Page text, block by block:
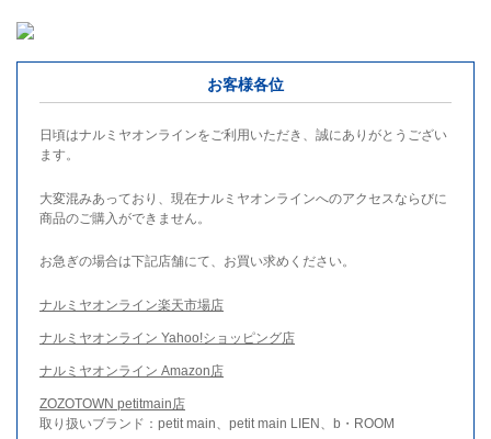
お客様各位
日頃はナルミヤオンラインをご利用いただき、誠にありがとうござい
ます。
大変混みあっており、現在ナルミヤオンラインへのアクセスならびに
商品のご購入ができません。
お急ぎの場合は下記店舗にて、お買い求めください。
ナルミヤオンライン楽天市場店
ナルミヤオンライン Yahoo!ショッピング店
ナルミヤオンライン Amazon店
ZOZOTOWN petitmain店
取り扱いブランド：petit main、petit main LIEN、b・ROOM